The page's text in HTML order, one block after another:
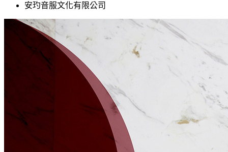
安玓音服文化有限公司